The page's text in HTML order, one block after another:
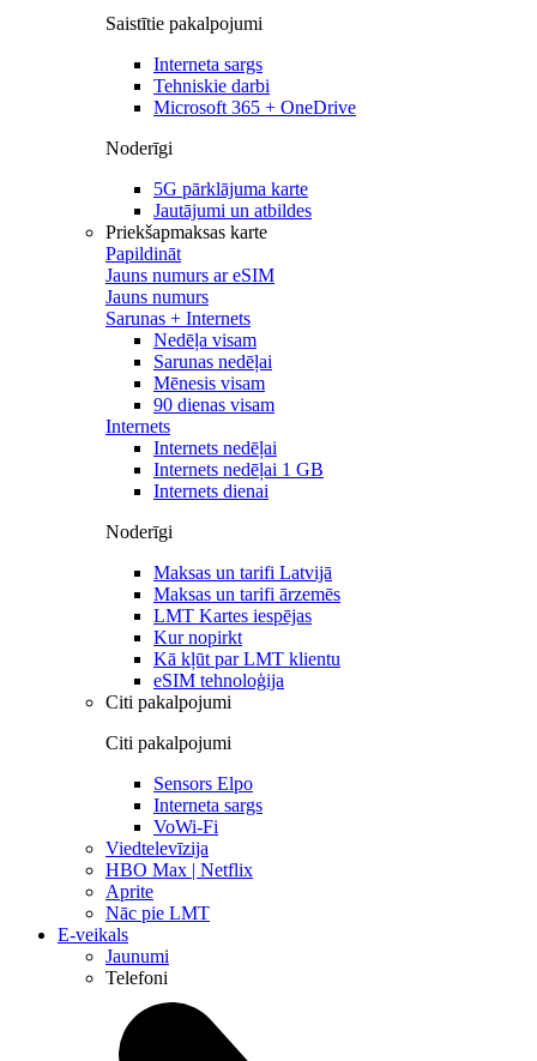
Saistītie pakalpojumi
Interneta sargs
Tehniskie darbi
Microsoft 365 + OneDrive
Noderīgi
5G pārklājuma karte
Jautājumi un atbildes
Priekšapmaksas karte
Papildināt
Jauns numurs ar eSIM
Jauns numurs
Sarunas + Internets
Nedēļa visam
Sarunas nedēļai
Mēnesis visam
90 dienas visam
Internets
Internets nedēļai
Internets nedēļai 1 GB
Internets dienai
Noderīgi
Maksas un tarifi Latvijā
Maksas un tarifi ārzemēs
LMT Kartes iespējas
Kur nopirkt
Kā kļūt par LMT klientu
eSIM tehnoloģija
Citi pakalpojumi
Citi pakalpojumi
Sensors Elpo
Interneta sargs
VoWi-Fi
Viedtelevīzija
HBO Max | Netflix
Aprite
Nāc pie LMT
E-veikals
Jaunumi
Telefoni